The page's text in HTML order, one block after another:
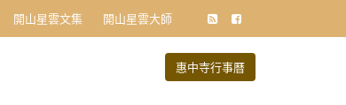
開山星雲文集 開山星雲大師
惠中寺行事曆